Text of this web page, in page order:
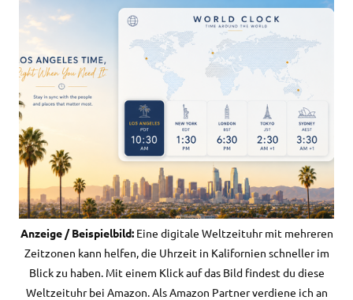
Anzeige / Beispielbild:Eine digitale Weltzeituhr mit mehreren
Zeitzonen kann helfen, die Uhrzeit in Kalifornien schneller im
Blick zu haben. Mit einem Klick auf das Bild findest du diese
Weltzeituhr bei Amazon. Als Amazon Partner verdiene ich an